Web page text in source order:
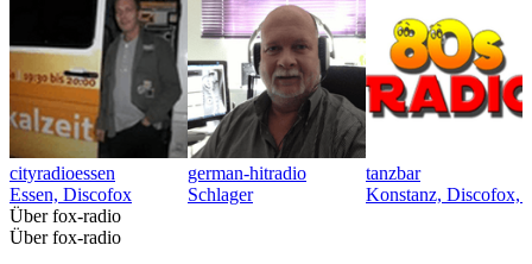
cityradioessen
Essen, Discofox
german-hitradio
Schlager
tanzbar
Konstanz, Discofox,
Über fox-radio
Über fox-radio